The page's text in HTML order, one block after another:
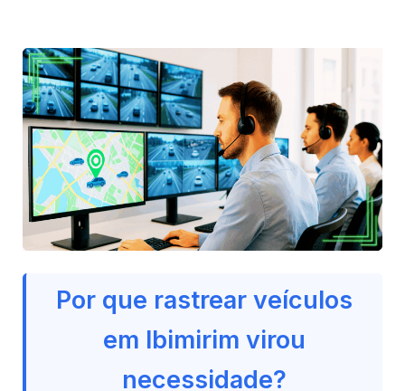
Por que rastrear veículos
em Ibimirim virou
necessidade?